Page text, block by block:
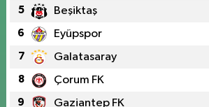
5 Beşiktaş
6 Eyüpspor
7 Galatasaray
8 Çorum FK
9 Gaziantep FK